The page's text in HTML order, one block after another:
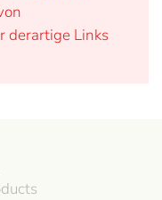
derartige Links